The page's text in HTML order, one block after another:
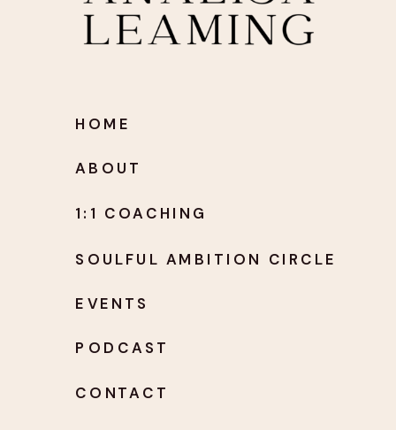
1:1 COACHING
ABOUT
PODCAST
EVENTS
HOME
SOULFUL AMBITION CIRCLE
CONTACT